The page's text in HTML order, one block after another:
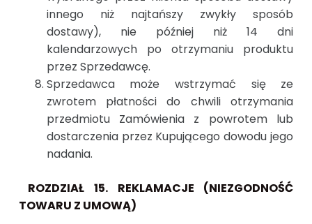
innego niż najtańszy zwykły sposób
dostawy), nie później niż 14 dni
kalendarzowych po otrzymaniu produktu
przez Sprzedawcę.
Sprzedawca może wstrzymać się ze
zwrotem płatności do chwili otrzymania
przedmiotu Zamówienia z powrotem lub
dostarczenia przez Kupującego dowodu jego
nadania.
ROZDZIAŁ 15. REKLAMACJE (NIEZGODNOŚĆ
TOWARU Z UMOWĄ)